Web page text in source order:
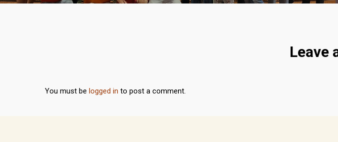
Leave
You must be logged in to post a comment.